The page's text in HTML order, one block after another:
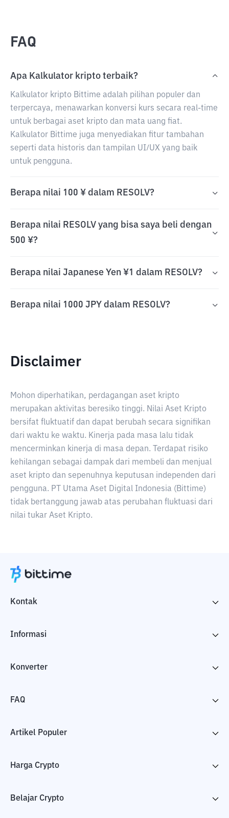
FAQ
Apa Kalkulator kripto terbaik?
Kalkulator kripto Bittime adalah pilihan populer dan
terpercaya, menawarkan konversi kurs secara real-time
untuk berbagai aset kripto dan mata uang fiat.
Kalkulator Bittime juga menyediakan fitur tambahan
seperti data historis dan tampilan UI/UX yang baik
untuk pengguna.
Berapa nilai 100 ¥ dalam RESOLV?
Berapa nilai RESOLV yang bisa saya beli dengan
500 ¥?
Berapa nilai Japanese Yen ¥1 dalam RESOLV?
Berapa nilai 1000 JPY dalam RESOLV?
Disclaimer
Mohon diperhatikan, perdagangan aset kripto
merupakan aktivitas beresiko tinggi. Nilai Aset Kripto
bersifat fluktuatif dan dapat berubah secara signifikan
dari waktu ke waktu. Kinerja pada masa lalu tidak
mencerminkan kinerja di masa depan. Terdapat risiko
kehilangan sebagai dampak dari membeli dan menjual
aset kripto dan sepenuhnya keputusan independen dari
pengguna. PT Utama Aset Digital Indonesia (Bittime)
tidak bertanggung jawab atas perubahan fluktuasi dari
nilai tukar Aset Kripto.
Kontak
Informasi
Konverter
FAQ
Artikel Populer
Harga Crypto
Belajar Crypto